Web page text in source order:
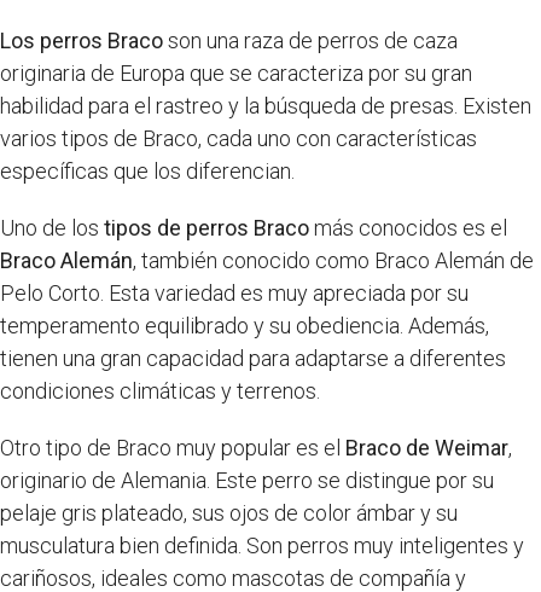
Los perros Bracoson una raza de perros de caza
originaria de Europa que se caracteriza por su gran
habilidad para el rastreo y la búsqueda de presas. Existen
varios tipos de Braco, cada uno con características
específicas que los diferencian.
Uno de los tipos de perros Bracomás conocidos es el
Braco Alemán, también conocido como Braco Alemán de
Pelo Corto. Esta variedad es muy apreciada por su
temperamento equilibrado y su obediencia. Además,
tienen una gran capacidad para adaptarse a diferentes
condiciones climáticas y terrenos.
Otro tipo de Braco muy popular es el Braco de Weimar,
originario de Alemania. Este perro se distingue por su
pelaje gris plateado, sus ojos de color ámbar y su
musculatura bien definida. Son perros muy inteligentes y
cariñosos, ideales como mascotas de compañía y